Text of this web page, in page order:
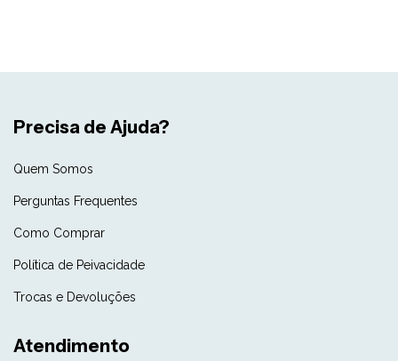
Precisa de Ajuda?
Quem Somos
Perguntas Frequentes
Como Comprar
Política de Peivacidade
Trocas e Devoluções
Atendimento